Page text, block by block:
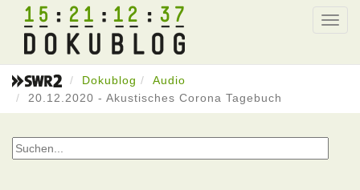
15 21 12 37
Dokublog
Audio
20.12.2020 - Akustisches Corona Tagebuch